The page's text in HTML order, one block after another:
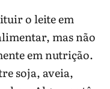
o leite em
mas não
em nutrição.
soja, aveia,